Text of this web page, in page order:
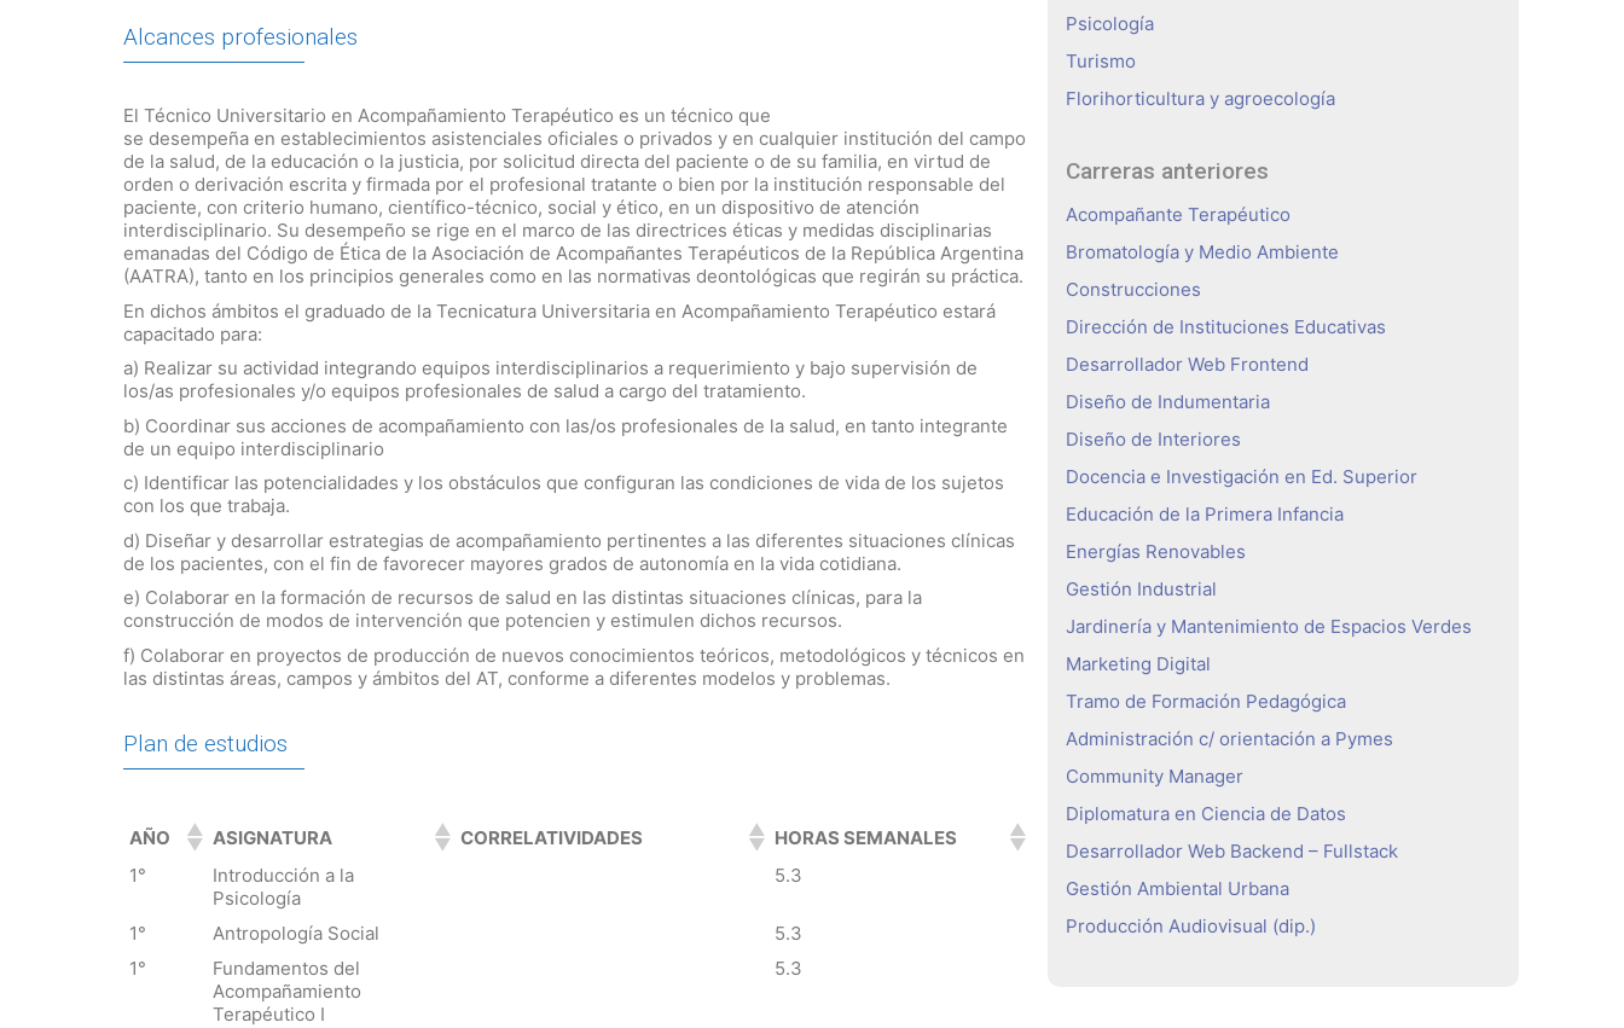
Alcances profesionales
El Técnico Universitario en Acompañamiento Terapéutico es un técnico que
se desempeña en establecimientos asistenciales oficiales o privados y en cualquier institución del campo
de la salud, de la educación o la justicia, por solicitud directa del paciente o de su familia, en virtud de
orden o derivación escrita y firmada por el profesional tratante o bien por la institución responsable del
paciente, con criterio humano, científico-técnico, social y ético, en un dispositivo de atención
interdisciplinario. Su desempeño se rige en el marco de las directrices éticas y medidas disciplinarias
emanadas del Código de Ética de la Asociación de Acompañantes Terapéuticos de la República Argentina
(AATRA), tanto en los principios generales como en las normativas deontológicas que regirán su práctica.
En dichos ámbitos el graduado de la Tecnicatura Universitaria en Acompañamiento Terapéutico estará
capacitado para:
a) Realizar su actividad integrando equipos interdisciplinarios a requerimiento y bajo supervisión de
los/as profesionales y/o equipos profesionales de salud a cargo del tratamiento.
b) Coordinar sus acciones de acompañamiento con las/os profesionales de la salud, en tanto integrante
de un equipo interdisciplinario
c) Identificar las potencialidades y los obstáculos que configuran las condiciones de vida de los sujetos
con los que trabaja.
d) Diseñar y desarrollar estrategias de acompañamiento pertinentes a las diferentes situaciones clínicas
de los pacientes, con el fin de favorecer mayores grados de autonomía en la vida cotidiana.
e) Colaborar en la formación de recursos de salud en las distintas situaciones clínicas, para la
construcción de modos de intervención que potencien y estimulen dichos recursos.
f) Colaborar en proyectos de producción de nuevos conocimientos teóricos, metodológicos y técnicos en
las distintas áreas, campos y ámbitos del AT, conforme a diferentes modelos y problemas.
Plan de estudios
AÑO ASIGNATURA CORRELATIVIDADES
HORAS SEMANALES
1°
Introducción a la
Psicología
5.3
1° Antropología Social
5.3
1°
Fundamentos del
Acompañamiento
Terapéutico I
5.3
Psicología
Turismo
Florihorticultura y agroecología
Carreras anteriores
Acompañante Terapéutico
Bromatología y Medio Ambiente
Construcciones
Dirección de Instituciones Educativas
Desarrollador Web Frontend
Diseño de Indumentaria
Diseño de Interiores
Docencia e Investigación en Ed. Superior
Educación de la Primera Infancia
Energías Renovables
Gestión Industrial
Jardinería y Mantenimiento de Espacios Verdes
Marketing Digital
Tramo de Formación Pedagógica
Administración c/ orientación a Pymes
Community Manager
Diplomatura en Ciencia de Datos
Desarrollador Web Backend – Fullstack
Gestión Ambiental Urbana
Producción Audiovisual (dip.)